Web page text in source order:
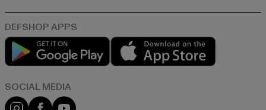
Play market
Instagram
FacebookYouTube